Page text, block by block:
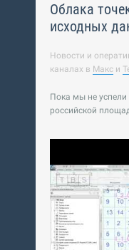
Облака
исходных
Новости и
каналах в Макс и
Пока мы не
российской